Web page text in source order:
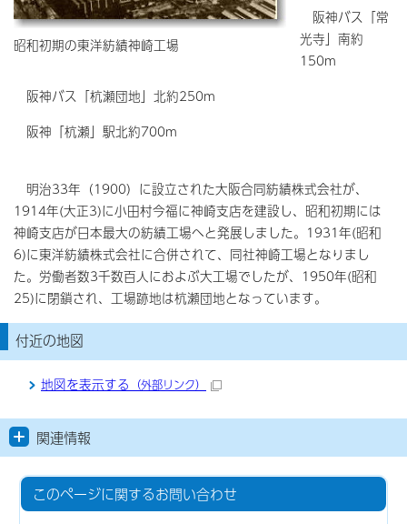
昭和初期の東洋紡績神崎工場
阪神バス「常
光寺」南約
150m
阪神バス「杭瀬団地」北約250m
阪神「杭瀬」駅北約700m
明治33年（1900）に設立された大阪合同紡績株式会社が、
1914年(大正3)に小田村今福に神崎支店を建設し、昭和初期には
神崎支店が日本最大の紡績工場へと発展しました。1931年(昭和
6)に東洋紡績株式会社に合併されて、同社神崎工場となりまし
た。労働者数3千数百人におよぶ大工場でしたが、1950年(昭和
25)に閉鎖され、工場跡地は杭瀬団地となっています。
付近の地図
地図を表示する （外部リンク）
関連情報
このページに関するお問い合わせ